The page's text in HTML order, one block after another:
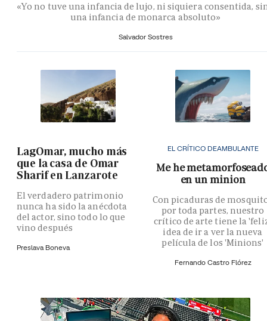
«Yo no tuve una infancia de lujo, ni siquiera consentida,
una infancia de monarca absoluto»
Salvador Sostres
LagOmar, mucho más
que la casa de Omar
Sharif en Lanzarote
El verdadero patrimonio
nunca ha sido la anécdota
del actor, sino todo lo que
vino después
Preslava Boneva
EL CRÍTICO DEAMBULANTE
Me he
en un minion
Con picaduras de
por toda partes, nuestro
crítico de arte tiene la
idea de ir a ver la nueva
película de los 'Minions'
Fernando Castro Flórez